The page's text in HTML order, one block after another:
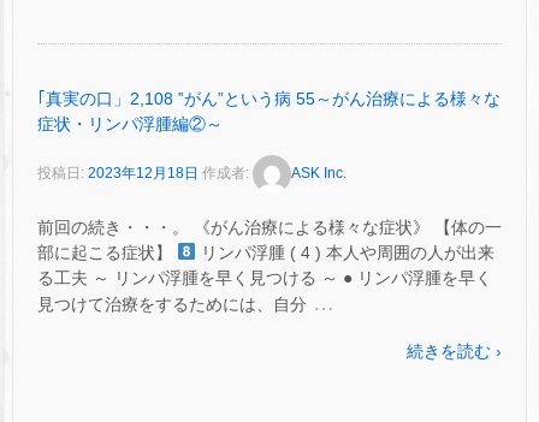
｢真実の口」2,108 ‟がん”という病 55～がん治療による様々な
症状・リンパ浮腫編②～
投稿日: 2023年12月18日 作成者: ASK Inc.
前回の続き・・・。 《がん治療による様々な症状》 【体の一
部に起こる症状】
リンパ浮腫 ( 4 ) 本人や周囲の人が出来
る工夫 ～ リンパ浮腫を早く見つける ～ ● リンパ浮腫を早く
見つけて治療をするためには、自分 …
続きを読む ›